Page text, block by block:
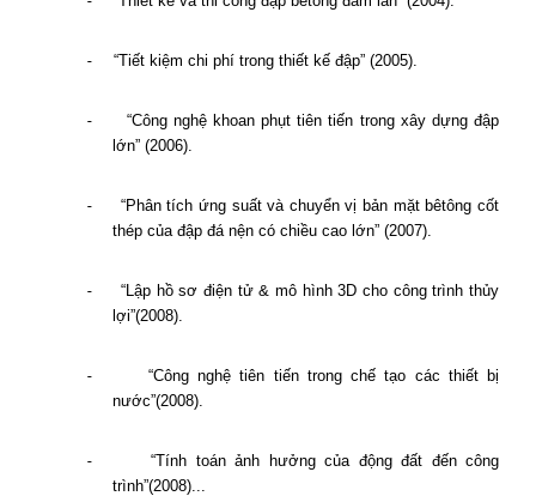
- “Tiết kiệm chi phí trong thiết kế đập” (2005).
- “Công nghệ khoan phụt tiên tiến trong xây dựng đập
lớn” (2006).
-
“Phân tích ứng suất và chuyển vị bản mặt bêtông cốt
thép của đập đá nện có chiều cao lớn” (2007).
-
“Lập hồ sơ điện tử & mô hình 3D cho công trình thủy
lợi”(2008).
-
“Công nghệ tiên tiến trong chế tạo các thiết bị
nước”(2008).
-
“Tính toán ảnh hưởng của động đất đến công
trình”(2008)...